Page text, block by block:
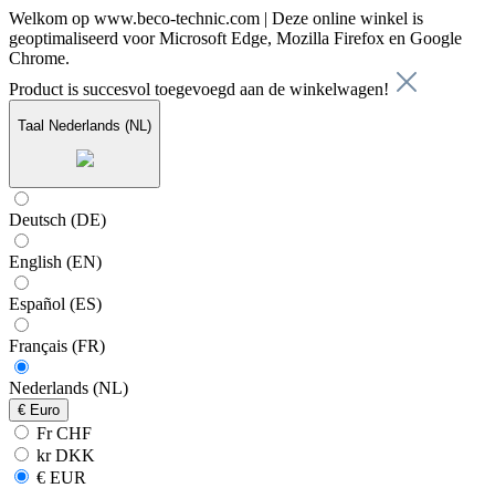
Welkom op www.beco-technic.com | Deze online winkel is
geoptimaliseerd voor Microsoft Edge, Mozilla Firefox en Google
Chrome.
Product is succesvol toegevoegd aan de winkelwagen!
Taal Nederlands (NL)
Deutsch (DE)
English (EN)
Español (ES)
Français (FR)
Nederlands (NL)
€ Euro
Fr CHF
kr DKK
€ EUR